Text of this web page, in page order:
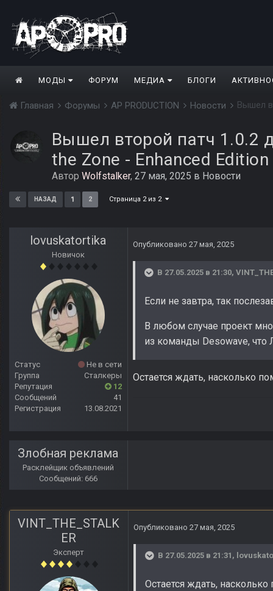
МОДЫ ФОРУМ МЕДИА БЛОГИ
Главная Форумы AP PRODUCTION Новости
Вышел второй патч 1.0.2
the Zone - Enhanced Edition
Автор Wolfstalker, 27 мая, 2025 в Новости
НАЗАД 1 2 Страница 2 из 2
lovuskatortika
Новичок
Статус
Не в сети
Группа
Сталкеры
Репутация
12
Сообщений
41
Регистрация
13.08.2021
Опубликовано 27 мая, 2025
В 27.05.2025 в 21:30,
Если не завтра, так
В любом случае проект
из команды Desowave, что
Остается ждать, насколько
Злобная реклама
Расклейщик объявлений
Сообщений: 666
VINT_THE_STALK
ER
Эксперт
Опубликовано 27 мая, 2025
В 27.05.2025 в 21:31,
Остается ждать,